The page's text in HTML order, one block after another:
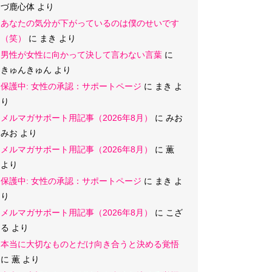
づ鹿心体 より
あなたの気分が下がっているのは僕のせいです
（笑）
に まき より
男性が女性に向かって決して言わない言葉 に
きゅんきゅん より
保護中: 女性の承認：サポートページ に まき よ
り
メルマガサポート用記事（2026年8月）
に みお
みお より
メルマガサポート用記事（2026年8月）
に 薫
より
保護中: 女性の承認：サポートページ に まき よ
り
メルマガサポート用記事（2026年8月）
に こざ
る より
本当に大切なものとだけ向き合うと決める覚悟
に 薫 より